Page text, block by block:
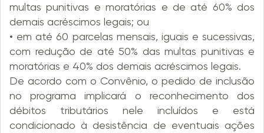
multas punitivas e moratórias e de até 60% dos
demais acréscimos legais; ou
• em até 60 parcelas mensais, iguais e sucessivas,
com redução de até 50% das multas punitivas e
moratórias e 40% dos demais acréscimos legais.
De acordo com o Convênio, o pedido de inclusão
no programa implicará o reconhecimento dos
débitos tributários nele incluídos e está
condicionado à desistência de eventuais ações